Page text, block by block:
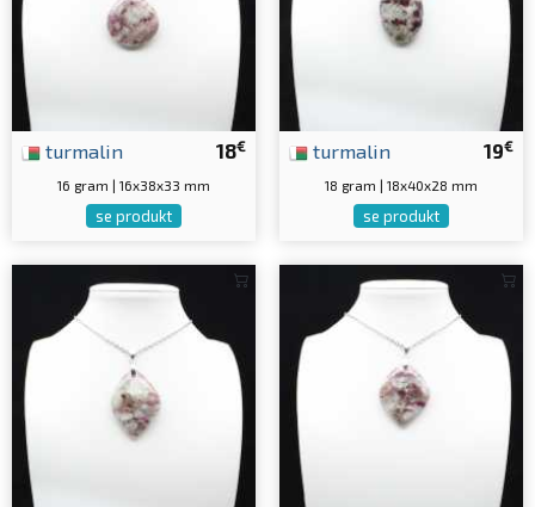
18€
turmalin
16 gram | 16x38x33 mm
se produkt
19€
turmalin
18 gram | 18x40x28 mm
se produkt